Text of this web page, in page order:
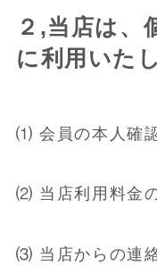
２,当店は、
に利用いた
⑴ 会員の本人確
⑵ 当店利用料金
⑶ 当店からの連